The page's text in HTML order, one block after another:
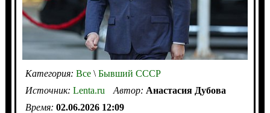
Категория: Все\Бывший СССР
Источник: Lenta.ru Автор: Анастасия Дубова
Время: 02.06.2026 12:09